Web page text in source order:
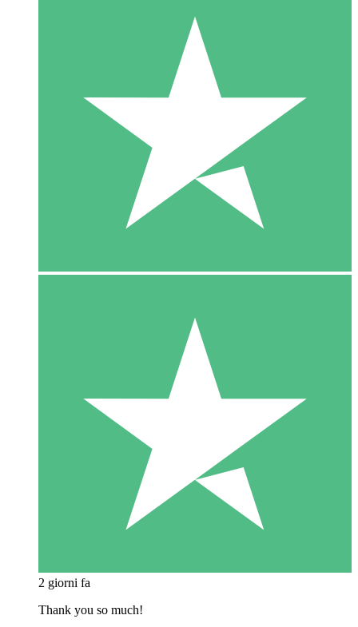
2 giorni fa
Thank you so much!